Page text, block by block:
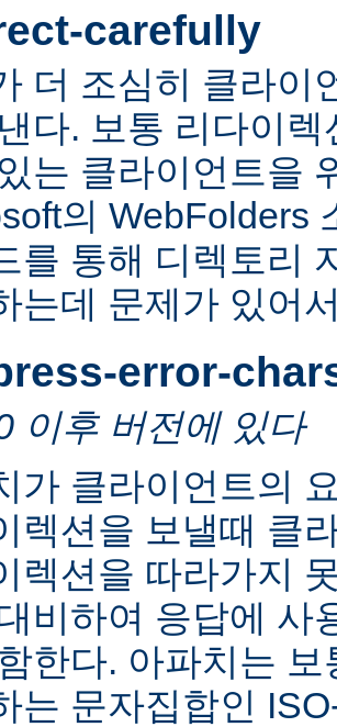
carefully
더 조심히 클라이
다. 보통 리다이
는 클라이언트을
의 WebFolders
를 통해 디렉토리
는데 문제가 있어
error-
이후 버전에 있다
가 클라이언트의
렉션을 보낼때 클
렉션을 따라가지
비하여 응답에 사
한다. 아파치는
는 문자집합인